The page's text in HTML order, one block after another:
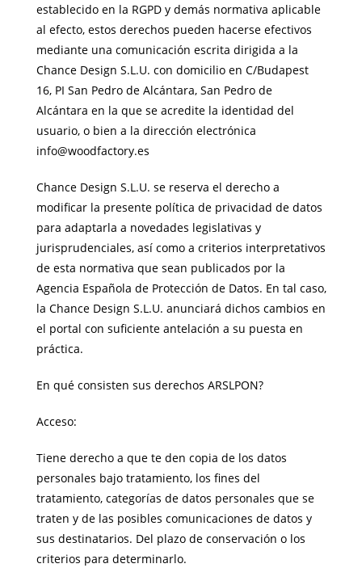
establecido en la RGPD y demás normativa aplicable
al efecto, estos derechos pueden hacerse efectivos
mediante una comunicación escrita dirigida a la
Chance Design S.L.U. con domicilio en C/Budapest
16, PI San Pedro de Alcántara, San Pedro de
Alcántara en la que se acredite la identidad del
usuario, o bien a la dirección electrónica
info@woodfactory.es
Chance Design S.L.U. se reserva el derecho a
modificar la presente política de privacidad de datos
para adaptarla a novedades legislativas y
jurisprudenciales, así como a criterios interpretativos
de esta normativa que sean publicados por la
Agencia Española de Protección de Datos. En tal caso,
la Chance Design S.L.U. anunciará dichos cambios en
el portal con suficiente antelación a su puesta en
práctica.
En qué consisten sus derechos ARSLPON?
Acceso:
Tiene derecho a que te den copia de los datos
personales bajo tratamiento, los fines del
tratamiento, categorías de datos personales que se
traten y de las posibles comunicaciones de datos y
sus destinatarios. Del plazo de conservación o los
criterios para determinarlo.